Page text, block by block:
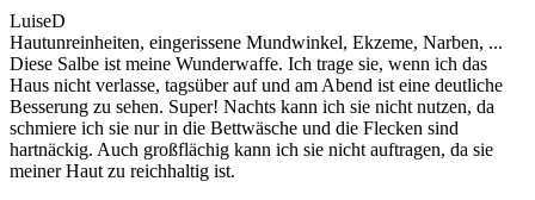
LuiseD
Hautunreinheiten, eingerissene Mundwinkel, Ekzeme, Narben, ...
Diese Salbe ist meine Wunderwaffe. Ich trage sie, wenn ich das
Haus nicht verlasse, tagsüber auf und am Abend ist eine deutliche
Besserung zu sehen. Super! Nachts kann ich sie nicht nutzen, da
schmiere ich sie nur in die Bettwäsche und die Flecken sind
hartnäckig. Auch großflächig kann ich sie nicht auftragen, da sie
meiner Haut zu reichhaltig ist.